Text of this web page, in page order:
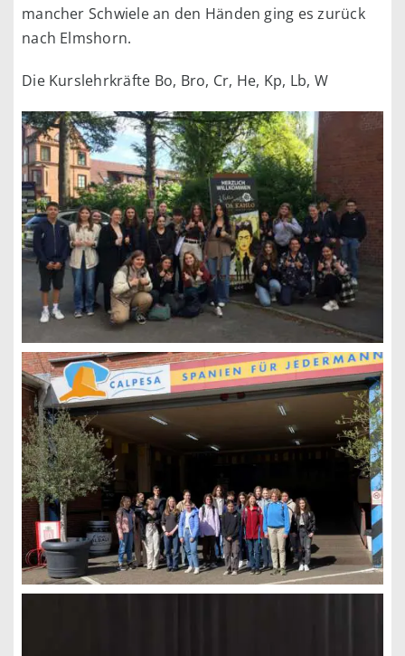
mancher Schwiele an den Händen ging es zurück
nach Elmshorn.
Die Kurslehrkräfte Bo, Bro, Cr, He, Kp, Lb, W